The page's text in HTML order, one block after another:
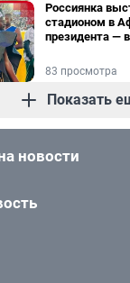
Россиянка
стадионом в
президента —
83 просмотра
Показать
новости